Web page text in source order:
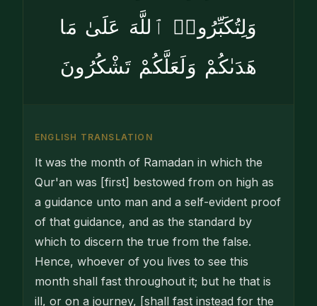
وَلِتُكَبِّرُوا۟ ٱللَّهَ عَلَىٰ مَا
هَدَىٰكُمْ وَلَعَلَّكُمْ تَشْكُرُونَ
ENGLISH TRANSLATION
It was the month of Ramadan in which the
Qur'an was [first] bestowed from on high as
a guidance unto man and a self-evident proof
of that guidance, and as the standard by
which to discern the true from the false.
Hence, whoever of you lives to see this
month shall fast throughout it; but he that is
ill, or on a journey, [shall fast instead for the